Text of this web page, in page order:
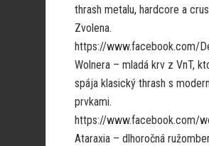
thrash metalu, hardcore a
Zvolena.
https://www.facebook.com/
Wolnera – mladá krv z VnT,
spája klasický thrash s
prvkami.
https://www.facebook.com/
Ataraxia – dlhoročná